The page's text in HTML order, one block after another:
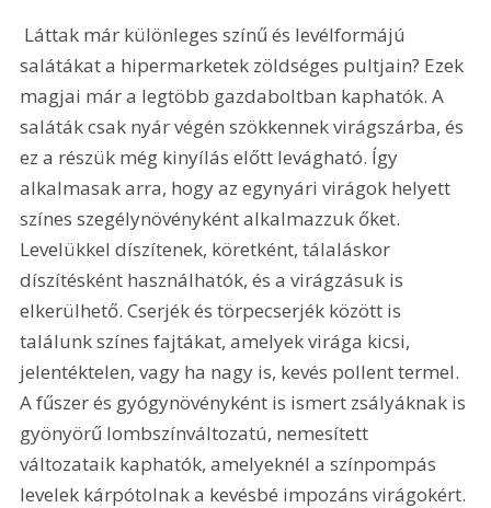
salátákat a hipermarketek zöldséges pultjain? Ezek
magjai már a legtöbb gazdaboltban kaphatók. A
saláták csak nyár végén szökkennek virágszárba, és
ez a részük még kinyílás előtt levágható. Így
alkalmasak arra, hogy az egynyári virágok helyett
színes szegélynövényként alkalmazzuk őket.
Levelükkel díszítenek, köretként, tálaláskor
díszítésként használhatók, és a virágzásuk is
elkerülhető. Cserjék és törpecserjék között is
találunk színes fajtákat, amelyek virága kicsi,
jelentéktelen, vagy ha nagy is, kevés pollent termel.
A fűszer és gyógynövényként is ismert zsályáknak is
gyönyörű lombszínváltozatú, nemesített
változataik kaphatók, amelyeknél a színpompás
levelek kárpótolnak a kevésbé impozáns virágokért.